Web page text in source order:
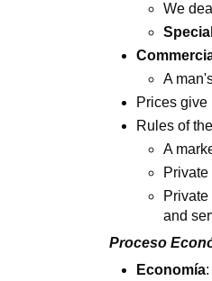
We
A
Prices give
Rules of
A
and
Proceso
Economía